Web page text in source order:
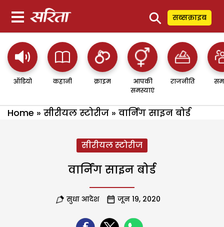
⚲ सब्सक्राइब
ऑडियो कहानी क्राइम
आपकी
समस्याएं
राजनीति
Home » सीरीयल स्टोरीज » वार्निंग साइन बोर्ड
सीरीयल स्टोरीज
वार्निंग साइन बोर्ड
सुधा आदेश जून 19, 2020